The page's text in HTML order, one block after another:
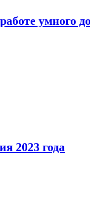
умного
2023 года